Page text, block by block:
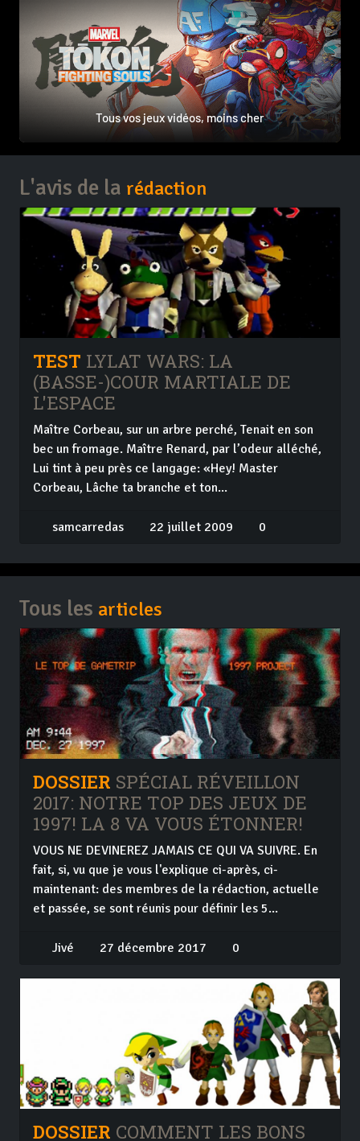
Tous vos jeux vidéos, moins cher
L'avis de la rédaction
TEST LYLAT WARS: LA
(BASSE-)COUR MARTIALE DE
L'ESPACE
Maître Corbeau, sur un arbre perché, Tenait en son
bec un fromage. Maître Renard, par l’odeur alléché,
Lui tint à peu près ce langage: «Hey! Master
Corbeau, Lâche ta branche et ton...
samcarredas 22 juillet 2009 0
Tous les articles
DOSSIER SPÉCIAL RÉVEILLON
2017: NOTRE TOP DES JEUX DE
1997! LA 8 VA VOUS ÉTONNER!
VOUS NE DEVINEREZ JAMAIS CE QUI VA SUIVRE. En
fait, si, vu que je vous l'explique ci-après, ci-
maintenant: des membres de la rédaction, actuelle
et passée, se sont réunis pour définir les 5...
Jivé 27 décembre 2017 0
DOSSIER COMMENT LES BONS